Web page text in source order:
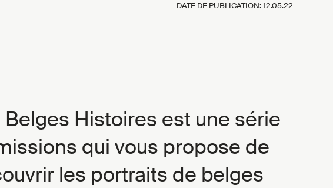
DATE DE PUBLICATION:12.05.22
Belges Histoires est une série
qui vous propose de
les portraits de belges